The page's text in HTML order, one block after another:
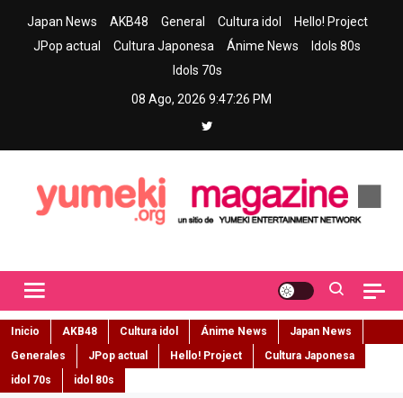
Japan News AKB48 General Cultura idol
Hello! Project
JPop actual
Cultura Japonesa Ánime News
Idols 80s
Idols 70s
08 Ago, 2026 9:47:27 PM
Inicio AKB48 Cultura idol Ánime News
Japan News
Generales
JPop actual Hello! Project
Cultura Japonesa
idol 70s
idol 80s